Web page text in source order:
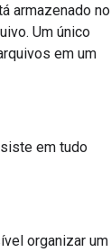
armazenado no
Um único
em um
em tudo
organizar um